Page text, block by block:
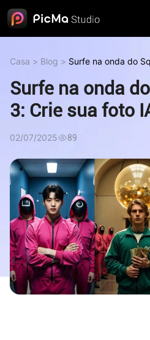
Casa > Blog > Surfe na onda do
Surfe na onda
3: Crie sua foto
02/07/2025 89